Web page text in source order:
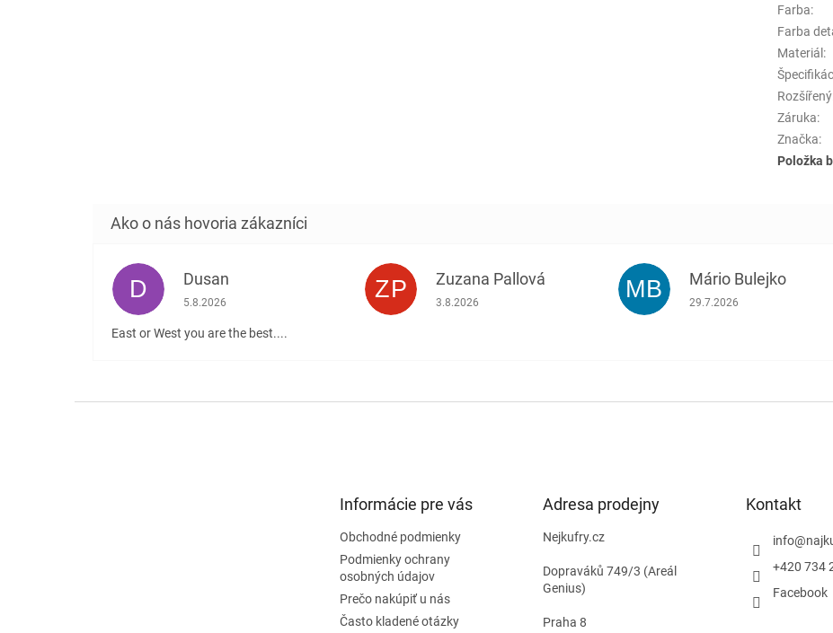
Farba:
Farba
Materiál :
Rozšířený
Záruka:
Značka:
Položka
D Dusan
Hodnotenie obchodu je 5 z 5 hviezdičiek.
5.8.2026
East or West you are the best....
ZP Zuzana Pallová
Hodnotenie obchodu je 5 z 5 hviezdičiek.
3.8.2026 MB Mário Bulejko
Hodnotenie obchodu je 5
29.7.2026
Informácie pre vás
Obchodné podmienky
Podmienky ochrany
osobných údajov
Prečo nakúpiť u nás
Často kladené otázky
Adresa prodejny
Nejkufry.cz
Dopraváků 749/3 (Areál
Genius)
Praha 8
Kontakt
info@
+420 734
Facebook